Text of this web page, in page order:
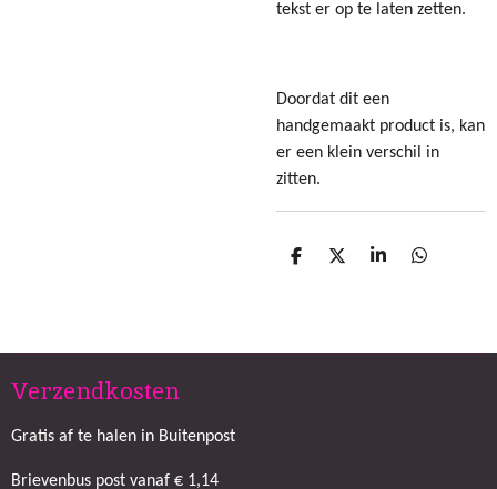
tekst er op te laten zetten.
Doordat dit een
handgemaakt product is, kan
er een klein verschil in
zitten.
D
D
S
D
Verzendkosten
Gratis af te halen in Buitenpost
Brievenbus post vanaf € 1,14